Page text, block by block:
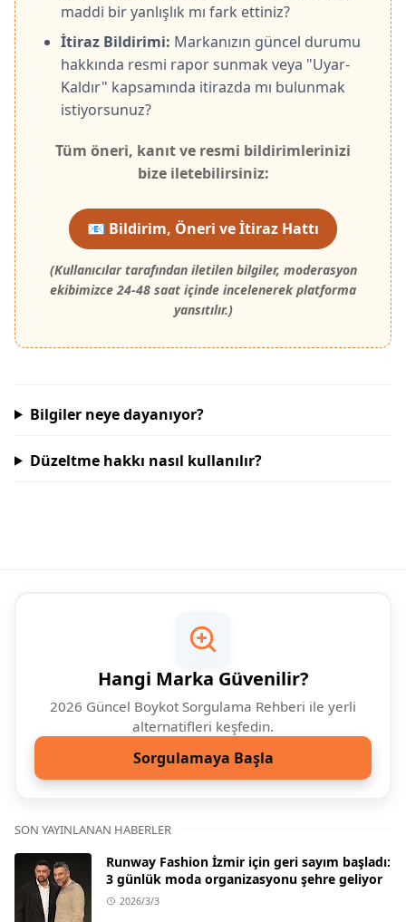
Caterpillar (CAT) BOYKOT
Neden:Ürünlerinin yıkım operasyonlarında
listelerinde yer alması.
Alternatif:Hidromek, MST
Chevrolet BOYKOT
Otomotiv
teknolojik iş birlikleri.
Volkswagen / Audi
BOYKOT
Hyundai grubu bünyesindeki lojistik
🌿Alternatif:Togg
Honda BOYKOT
Otomotiv
maddi bir yanlışlık mı fark ettiniz?
İtiraz Bildirimi: Markanızın güncel durumu
hakkında resmi rapor sunmak veya "Uyar-
Kaldır" kapsamında itirazda mı bulunmak
istiyorsunuz?
Tüm öneri, kanıt ve resmi bildirimlerinizi
bize iletebilirsiniz:
📧 Bildirim, Öneri ve İtiraz Hattı
(Kullanıcılar tarafından iletilen bilgiler, moderasyon
ekibimizce 24-48 saat içinde incelenerek platforma
yansıtılır.)
Bilgiler neye dayanıyor?
Düzeltme hakkı nasıl kullanılır?
Hangi Marka Güvenilir?
2026 Güncel Boykot Sorgulama Rehberi ile yerli
alternatifleri keşfedin.
Sorgulamaya Başla
SON YAYINLANAN HABERLER
Runway Fashion İzmir için geri sayım başladı:
3 günlük moda organizasyonu şehre geliyor
2026/3/3